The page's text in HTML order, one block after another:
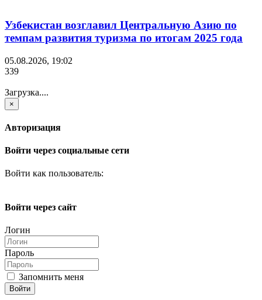
Узбекистан возглавил Центральную Азию по
темпам развития туризма по итогам 2025 года
05.08.2026, 19:02
339
Загрузка....
×
Авторизация
Войти через социальные сети
Войти как пользователь:
Войти через сайт
Логин
Пароль
Запомнить меня